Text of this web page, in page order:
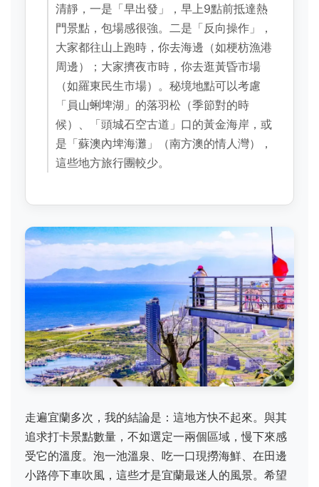
清靜，一是「早出發」，早上9點前抵達熱
門景點，包場感很強。二是「反向操作」，
大家都往山上跑時，你去海邊（如梗枋漁港
周邊）；大家擠夜市時，你去逛黃昏市場
（如羅東民生市場）。秘境地點可以考慮
「員山蜊埤湖」的落羽松（季節對的時
候）、「頭城石空古道」口的黃金海岸，或
是「蘇澳內埤海灘」（南方澳的情人灣），
這些地方旅行團較少。
走遍宜蘭多次，我的結論是：這地方快不起來。與其
追求打卡景點數量，不如選定一兩個區域，慢下來感
受它的溫度。泡一池溫泉、吃一口現撈海鮮、在田邊
小路停下車吹風，這些才是宜蘭最迷人的風景。希望